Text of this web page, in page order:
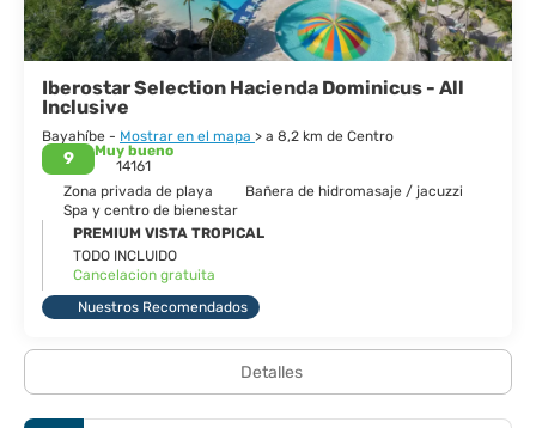
Iberostar Selection Hacienda Dominicus - All
Inclusive
Bayahíbe - Mostrar en el mapa > a 8,2 km de Centro
9
Muy bueno
14161
Zona privada de playa
Bañera de hidromasaje / jacuzzi
Spa y centro de bienestar
PREMIUM VISTA TROPICAL
TODO INCLUIDO
Cancelacion gratuita
Nuestros Recomendados
Detalles